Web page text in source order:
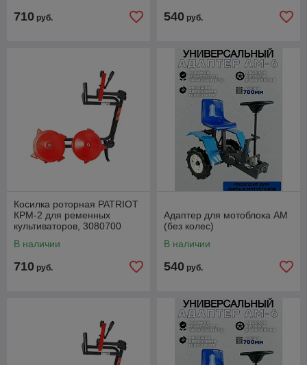
710 руб. 540 руб.
Косилка роторная PATRIOT
КРМ-2 для ременных
культиваторов, 3080700
В наличии
710 руб.
Адаптер для мотоблока АМ
(без колес)
В наличии
540 руб.